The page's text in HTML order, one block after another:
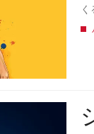
く